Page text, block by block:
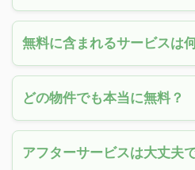
無料に含まれるサービスは
どの物件でも本当に無料？
アフターサービスは大丈夫